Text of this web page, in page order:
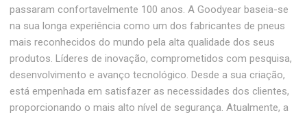
passaram confortavelmente 100 anos. A Goodyear baseia-se
na sua longa experiência como um dos fabricantes de pneus
mais reconhecidos do mundo pela alta qualidade dos seus
produtos. Líderes de inovação, comprometidos com pesquisa,
desenvolvimento e avanço tecnológico. Desde a sua criação,
está empenhada em satisfazer as necessidades dos clientes,
proporcionando o mais alto nível de segurança. Atualmente, a